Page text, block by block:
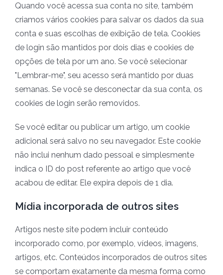
Quando você acessa sua conta no site, também
criamos vários cookies para salvar os dados da sua
conta e suas escolhas de exibição de tela. Cookies
de login são mantidos por dois dias e cookies de
opções de tela por um ano. Se você selecionar
"Lembrar-me", seu acesso será mantido por duas
semanas. Se você se desconectar da sua conta, os
cookies de login serão removidos.
Se você editar ou publicar um artigo, um cookie
adicional será salvo no seu navegador. Este cookie
não inclui nenhum dado pessoal e simplesmente
indica o ID do post referente ao artigo que você
acabou de editar. Ele expira depois de 1 dia.
Mídia incorporada de outros sites
Artigos neste site podem incluir conteúdo
incorporado como, por exemplo, vídeos, imagens,
artigos, etc. Conteúdos incorporados de outros sites
se comportam exatamente da mesma forma como